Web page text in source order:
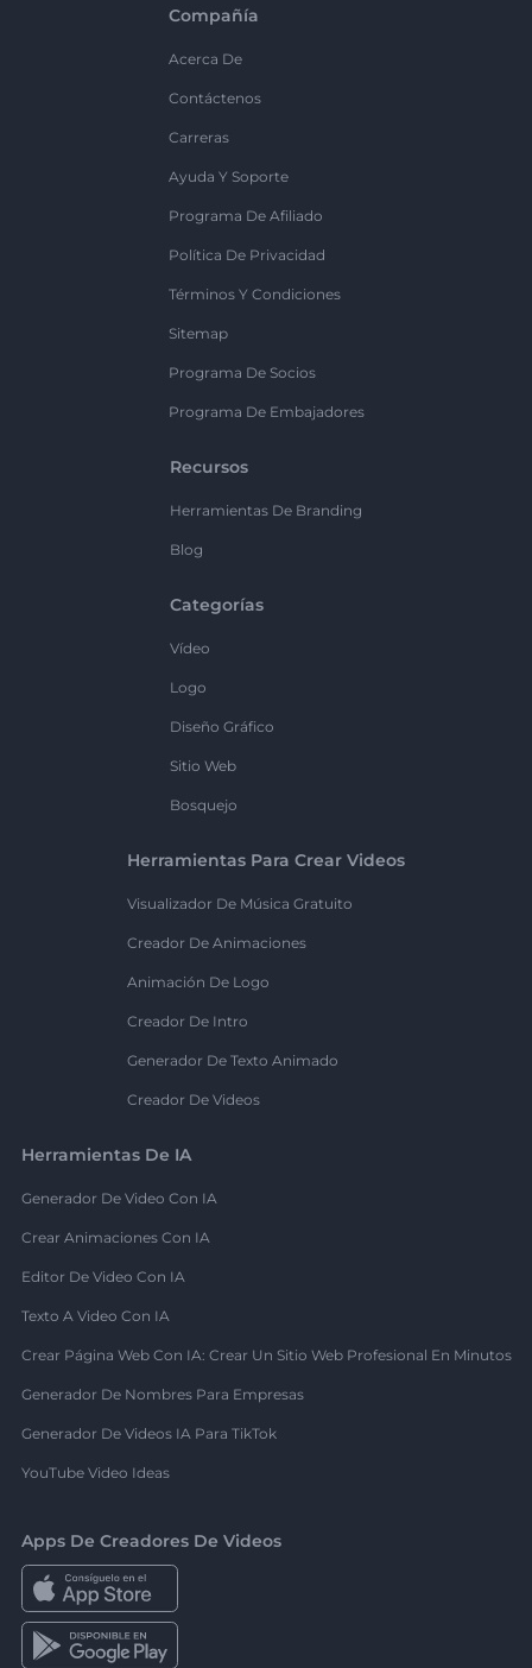
Compañía
Acerca De
Contáctenos
Carreras
Ayuda Y Soporte
Programa De Afiliado
Política De Privacidad
Términos Y Condiciones
Sitemap
Programa De Socios
Programa De Embajadores
Recursos
Herramientas De Branding
Blog
Categorías
Vídeo
Logo
Diseño Gráfico
Sitio Web
Bosquejo
Herramientas Para Crear Videos
Visualizador De Música Gratuito
Creador De Animaciones
Animación De Logo
Creador De Intro
Generador De Texto Animado
Creador De Videos
Herramientas De IA
Generador De Video Con IA
Crear Animaciones Con IA
Editor De Video Con IA
Texto A Video Con IA
Crear Página Web Con IA: Crear Un Sitio Web Profesional En Minutos
Generador De Nombres Para Empresas
Generador De Videos IA Para TikTok
YouTube Video Ideas
Apps De Creadores De Videos